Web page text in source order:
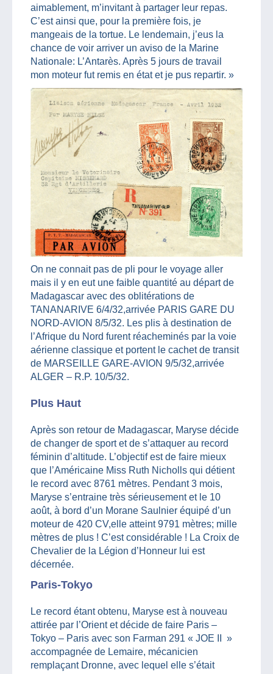
aimablement, m’invitant à partager leur repas.
C’est ainsi que, pour la première fois, je
mangeais de la tortue. Le lendemain, j’eus la
chance de voir arriver un aviso de la Marine
Nationale: L’Antarès. Après 5 jours de travail
mon moteur fut remis en état et je pus repartir. »
On ne connait pas de pli pour le voyage aller
mais il y en eut une faible quantité au départ de
Madagascar avec des oblitérations de
TANANARIVE 6/4/32,arrivée PARIS GARE DU
NORD-AVION 8/5/32. Les plis à destination de
l’Afrique du Nord furent réacheminés par la voie
aérienne classique et portent le cachet de transit
de MARSEILLE GARE-AVION 9/5/32,arrivée
ALGER – R.P. 10/5/32.
Plus Haut
Après son retour de Madagascar, Maryse décide
de changer de sport et de s’attaquer au record
féminin d’altitude. L’objectif est de faire mieux
que l’Américaine Miss Ruth Nicholls qui détient
le record avec 8761 mètres. Pendant 3 mois,
Maryse s’entraine très sérieusement et le 10
août, à bord d’un Morane Saulnier équipé d’un
moteur de 420 CV,elle atteint 9791 mètres; mille
mètres de plus ! C’est considérable ! La Croix de
Chevalier de la Légion d’Honneur lui est
décernée.
Paris-Tokyo
Le record étant obtenu, Maryse est à nouveau
attirée par l’Orient et décide de faire Paris –
Tokyo – Paris avec son Farman 291 « JOE II »
accompagnée de Lemaire, mécanicien
remplaçant Dronne, avec lequel elle s’était